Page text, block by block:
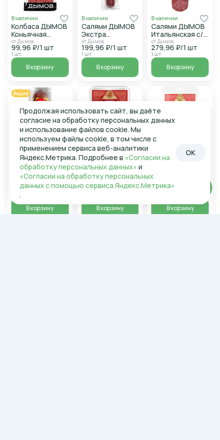
В наличии
Колбаса ДЫМОВ
Коньячная
нарезка с/к 90г
от Дымов
99,96 ₽/1 шт
1 шт
В корзину
В наличии
Салями ДЫМОВ
Экстра
полусухая с/к
210г
от Дымов
199,96 ₽/1 шт
1 шт
В корзину
В наличии
Салями ДЫМОВ
Итальянская с/к
в/у 230г
от Дымов
279,96 ₽/1 шт
1 шт
В корзину
Акция
В наличии
Колбаса ДЫМОВ
Вкусный
праздник с/к
230г
199,96 ₽/1 шт
1 шт
В корзину
В наличии
Колбаса СПК
Новосибирская
100г с/к нарезка
от СПК
209,95 ₽/1 шт
228,21 ₽/1 шт
В корзину
Колбаса СПК
100г с/к нарезка
от СПК
179,95 ₽/1 шт
195,6 ₽/1 шт
В корзину
Продолжая использовать сайт, вы даёте
согласие на обработку персональных данных
и использование файлов cookie. Мы
используем файлы cookie, в том числе с
применением сервиса веб-аналитики
Яндекс.Метрика. Подробнее в «Согласии на
обработку персональных данных» и
«Согласии на обработку персональных
данных с помощью сервиса Яндекс.Метрика»
.
OK